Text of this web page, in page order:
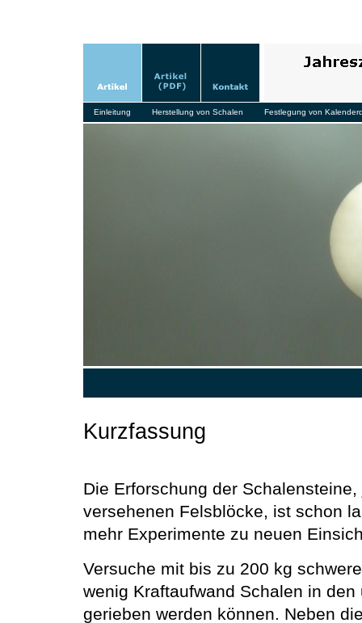
Einleitung Herstellung von Schalen Festlegung von
Kurzfassung
Die Erforschung der
versehenen Felsblöcke, ist schon
mehr Experimente zu neuen
Versuche mit bis zu 200 kg
wenig Kraftaufwand Schalen in
gerieben werden können. Neben